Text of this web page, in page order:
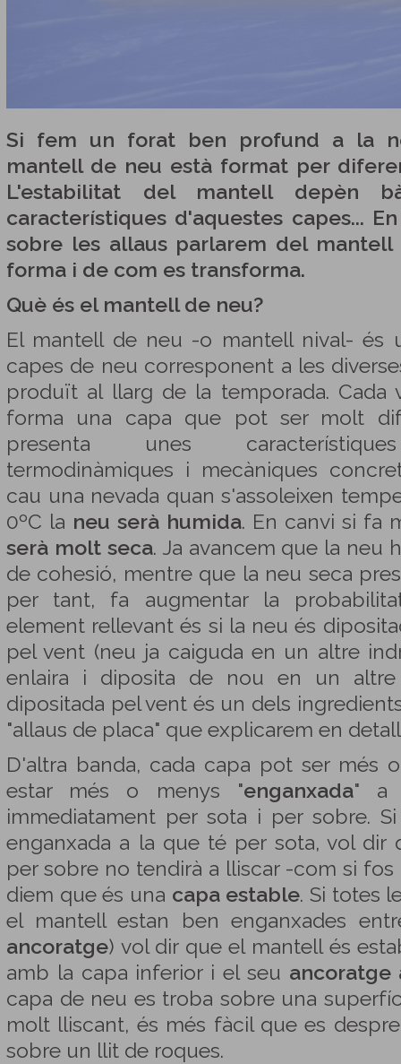
Si fem un forat ben profund a la
mantell de neu està format per
L'estabilitat del mantell depèn
característiques d'aquestes capes...
sobre les allaus parlarem del
forma i de com es transforma.
Què és el mantell de neu?
El mantell de neu -o mantell nival- és
capes de neu corresponent a les
produït al llarg de la temporada. Cada
forma una capa que pot ser molt
presenta unes
termodinàmiques i mecàniques
cau una nevada quan s'assoleixen
0ºC la neu serà humida. En canvi si fa
serà molt seca. Ja avancem que la neu
de cohesió, mentre que la neu seca
per tant, fa augmentar la
element rellevant és si la neu és
pel vent (neu ja caiguda en un altre
enlaira i diposita de nou en un altre
dipositada pel vent és un dels
"allaus de placa" que explicarem en
D'altra banda, cada capa pot ser més
estar més o menys "enganxada" a
immediatament per sota i per sobre.
enganxada a la que té per sota, vol dir
per sobre no tendirà a lliscar -com si
diem que és una capa estable. Si totes
el mantell estan ben enganxades
ancoratge) vol dir que el mantell és
amb la capa inferior i el seu ancoratge
capa de neu es troba sobre una
molt lliscant, és més fàcil que es
sobre un llit de roques.